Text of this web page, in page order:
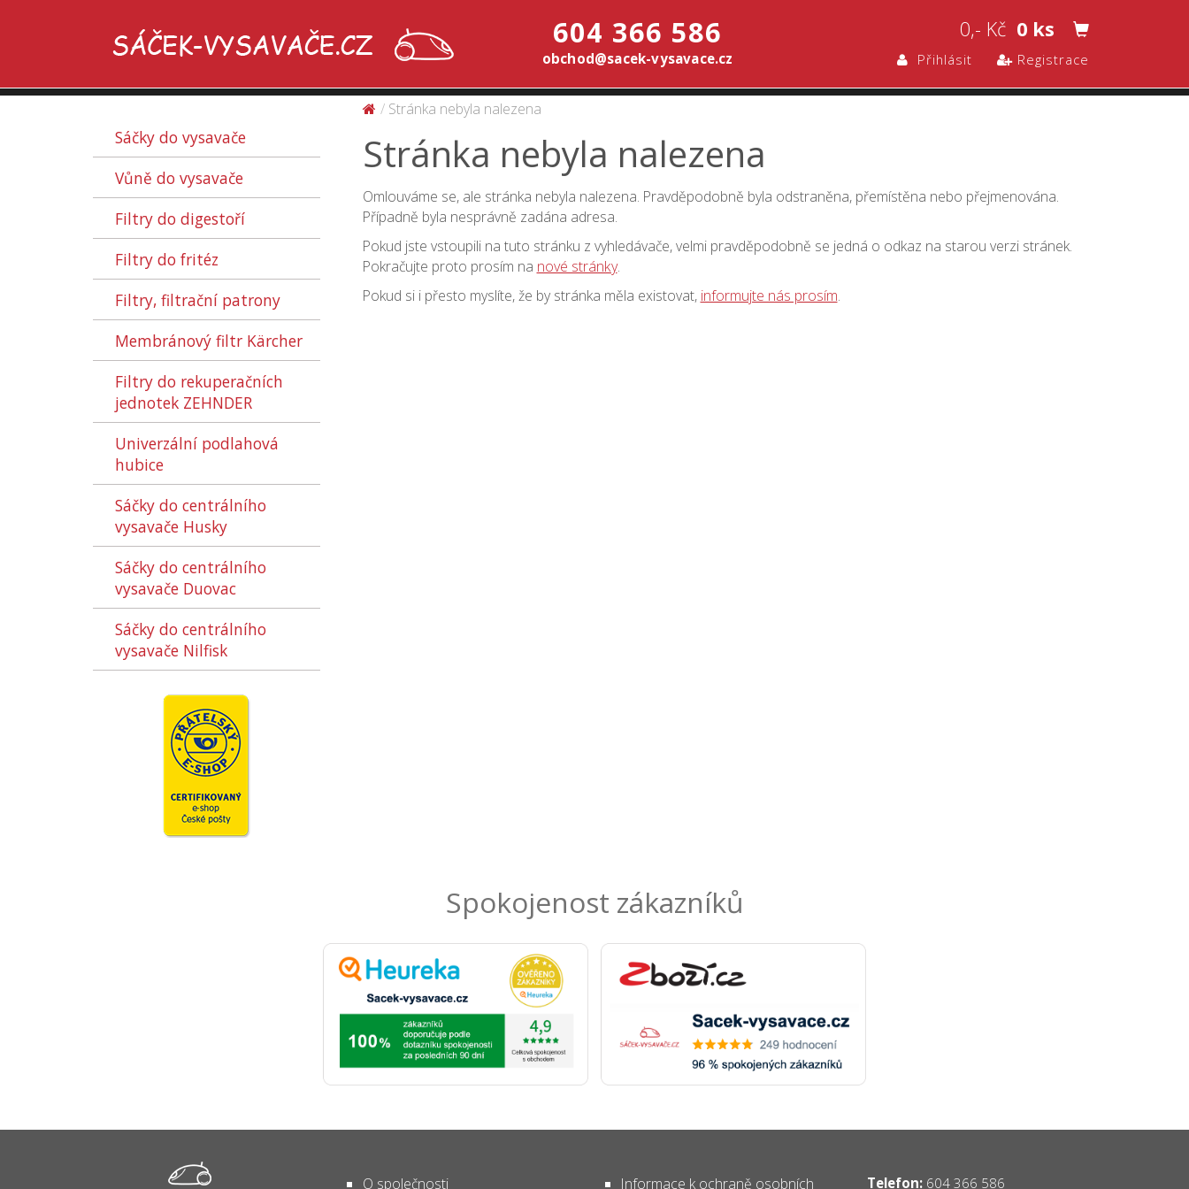
604 366 586
obchod@sacek-vysavace.cz
0,- Kč 0 ks
Přihlásit Registrace
Sáčky do vysavače
Vůně do vysavače
Filtry do digestoří
Filtry do fritéz
Filtry, filtrační patrony
Membránový filtr Kärcher
Filtry do rekuperačních
jednotek ZEHNDER
Univerzální podlahová
hubice
Sáčky do centrálního
vysavače Husky
Sáčky do centrálního
vysavače Duovac
Sáčky do centrálního
vysavače Nilfisk
Stránka nebyla nalezena
Stránka nebyla nalezena
Omlouváme se, ale stránka nebyla nalezena. Pravděpodobně byla odstraněna, přemístěna nebo přejmenována.
Případně byla nesprávně zadána adresa.
Pokud jste vstoupili na tuto stránku z vyhledávače, velmi pravděpodobně se jedná o odkaz na starou verzi stránek.
Pokračujte proto prosím na nové stránky.
Pokud si i přesto myslíte, že by stránka měla existovat, informujte nás prosím.
Spokojenost zákazníků
O společnosti Informace k ochraně osobních Telefon:604 366 586